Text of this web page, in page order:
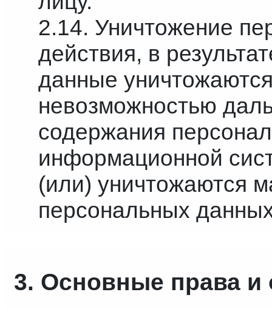
2.14. Уничтожение
действия, в
данные
невозможностью
содержания
информационной
(или) уничтожаются
персональных
3. Основные права и